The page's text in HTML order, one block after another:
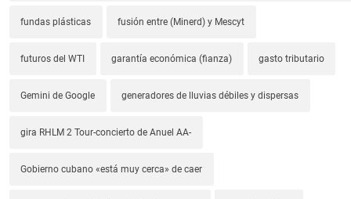
fundas plásticas fusión entre (Minerd) y Mescyt
futuros del WTI garantía económica (fianza) gasto tributario
Gemini de Google generadores de lluvias débiles y dispersas
gira RHLM 2 Tour-concierto de Anuel AA-
Gobierno cubano «está muy cerca» de caer